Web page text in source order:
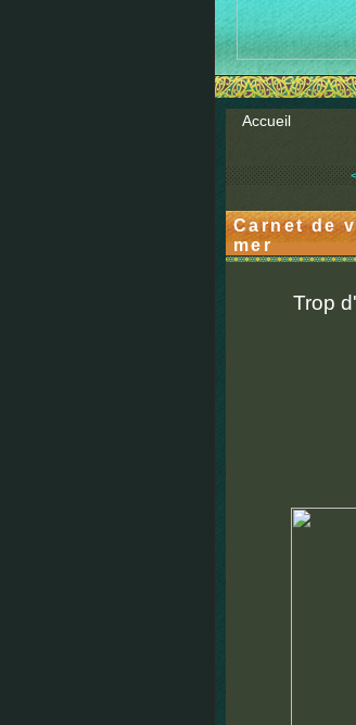
Accueil
Carnet de
mer
Trop